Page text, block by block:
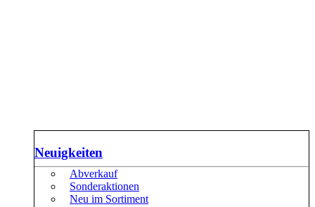
Neuigkeiten
Abverkauf
Sonderaktionen
Neu im Sortiment